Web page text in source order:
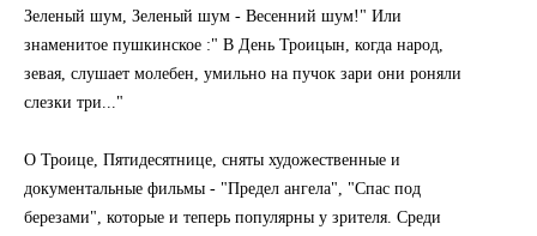
Зеленый шум, Зеленый шум - Весенний шум!" Или
знаменитое пушкинское :" В День Троицын, когда народ,
зевая, слушает молебен, умильно на пучок зари они роняли
слезки три..."
О Троице, Пятидесятнице, сняты художественные и
документальные фильмы - "Предел ангела", "Спас под
березами", которые и теперь популярны у зрителя. Среди